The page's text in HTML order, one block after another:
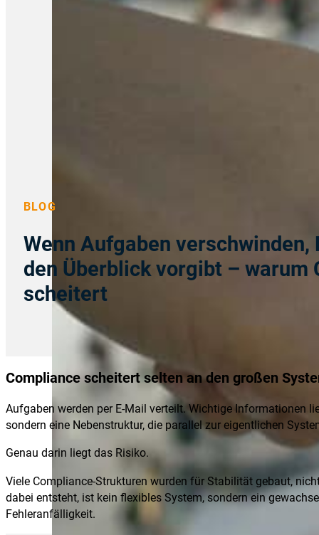
BLOG
Wenn Aufgaben
den Überblick vorgibt – warum
scheitert
Compliance scheitert selten an den großen
Aufgaben werden per E-Mail verteilt. Wichtige Informationen
sondern eine Nebenstruktur, die parallel zur eigentlichen
Genau darin liegt das Risiko.
Viele Compliance-Strukturen wurden für Stabilität gebaut,
dabei entsteht, ist kein flexibles System, sondern ein
Fehleranfälligkeit.